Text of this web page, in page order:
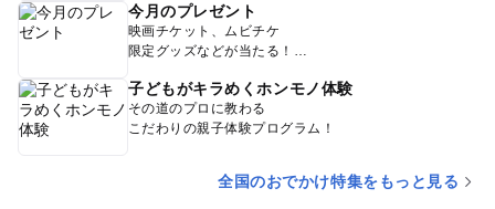
今月のプレゼント
映画チケット、ムビチケ
限定グッズなどが当たる！
子どもがキラめくホンモノ体験
その道のプロに教わる
こだわりの親子体験プログラム！
全国のおでかけ特集をもっと見る